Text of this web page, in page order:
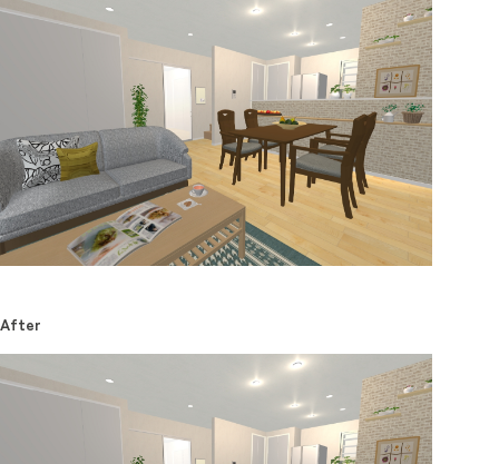
After